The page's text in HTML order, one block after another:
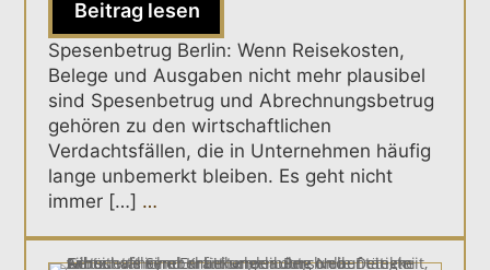
Beitrag lesen
Spesenbetrug Berlin: Wenn Reisekosten,
Belege und Ausgaben nicht mehr plausibel
sind Spesenbetrug und Abrechnungsbetrug
gehören zu den wirtschaftlichen
Verdachtsfällen, die in Unternehmen häufig
lange unbemerkt bleiben. Es geht nicht
immer […] …